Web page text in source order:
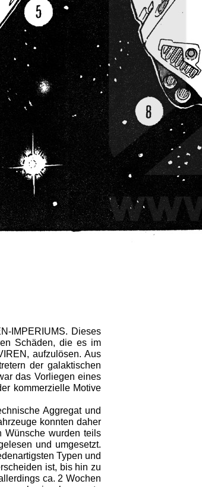
IMPERIUMS. Dieses
Schäden, die es im
aufzulösen. Aus
der galaktischen
das Vorliegen eines
kommerziel­le Motive
Aggregat und
konnten daher
Wünsche wurden teils
und umgesetzt.
Typen und
ist, bis hin zu
ca. 2 Wochen